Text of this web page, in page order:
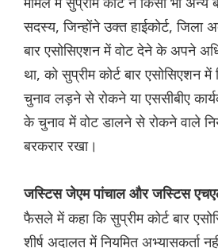
सदस्य, जिन्होंने उक्त हाईकोर्ट, जिला
बार एसोसिएशन में वोट देने के अपने
था, को सुप्रीम कोर्ट बार एसोसिएशन
चुनाव लड़ने से रोकने या एससीबीए
के चुनाव में वोट डालने से रोकने वाले
बरकरार रखा।
जस्टिस जेएम पांचाल और जस्टिस
फैसले में कहा कि सुप्रीम कोर्ट बार
शीर्ष अदालत में नियमित अभ्यासकर्ता